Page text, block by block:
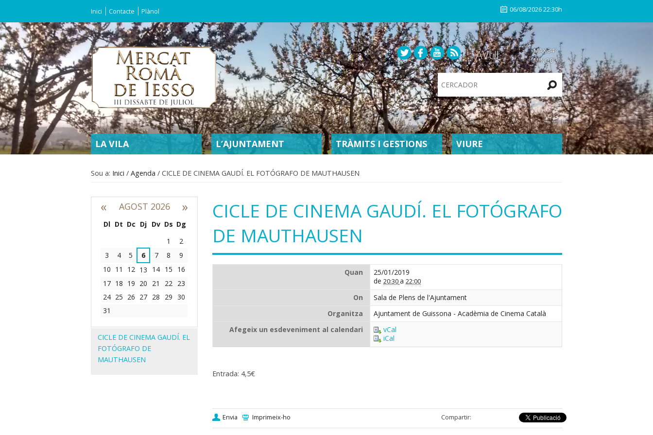
Inici Contacte Plànol 06/08/2026 22:30h
AVUI MAX:34º
MIN:20º
Search
Site
SECTIONS
LA VILA L’AJUNTAMENT TRÀMITS I GESTIONS VIURE
Sou a: Inici / Agenda / CICLE DE CINEMA GAUDÍ. EL FOTÓGRAFO DE MAUTHAUSEN
« AGOST 2026 »
Dl Dt Dc Dj Dv Ds Dg
1
2
3
4 5 6 7 8
9
10 11 12 13 14 15
16
17 18 19 20 21 22 23
24 25 26 27 28 29 30
31
Navegació
CICLE DE CINEMA GAUDÍ. EL
FOTÓGRAFO DE
MAUTHAUSEN
CICLE DE CINEMA GAUDÍ. EL FOTÓGRAFO
DE MAUTHAUSEN
Quan
25/01/2019
de 20:30a 22:00
On
Sala de Plens de l'Ajuntament
Organitza
Ajuntament de Guissona - Acadèmia de Cinema Català
Afegeix un esdeveniment al calendari
vCal
iCal
Entrada: 4,5€
Envia Imprimeix-ho Compartir: